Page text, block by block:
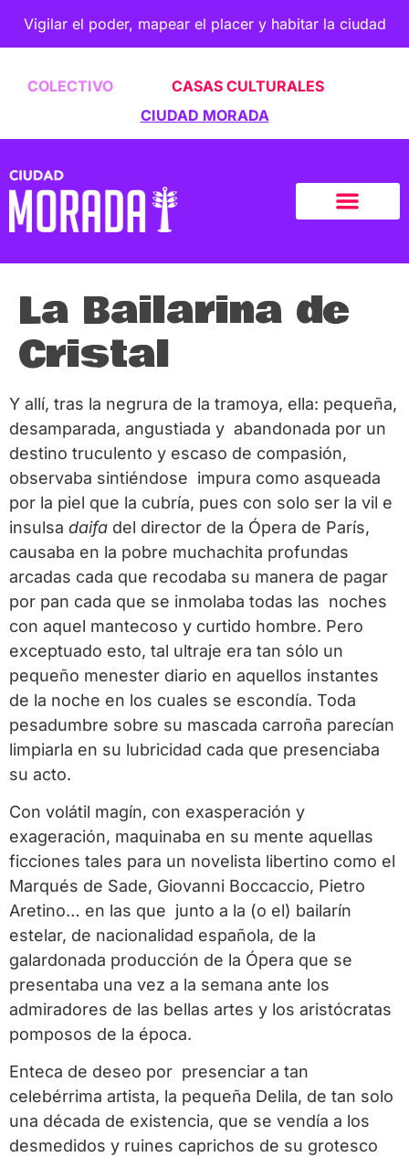
Vigilar el poder, mapear el placer y habitar la ciudad
COLECTIVO
CASAS CULTURALES
CIUDAD MORADA
La Bailarina de
Cristal
Y allí, tras la negrura de la tramoya, ella: pequeña,
desamparada, angustiada y abandonada por un
destino truculento y escaso de compasión,
observaba sintiéndose impura como asqueada
por la piel que la cubría, pues con solo ser la vil e
insulsa daifa del director de la Ópera de París,
causaba en la pobre muchachita profundas
arcadas cada que recodaba su manera de pagar
por pan cada que se inmolaba todas las noches
con aquel mantecoso y curtido hombre. Pero
exceptuado esto, tal ultraje era tan sólo un
pequeño menester diario en aquellos instantes
de la noche en los cuales se escondía. Toda
pesadumbre sobre su mascada carroña parecían
limpiarla en su lubricidad cada que presenciaba
su acto.
Con volátil magín, con exasperación y
exageración, maquinaba en su mente aquellas
ficciones tales para un novelista libertino como el
Marqués de Sade, Giovanni Boccaccio, Pietro
Aretino… en las que junto a la (o el) bailarín
estelar, de nacionalidad española, de la
galardonada producción de la Ópera que se
presentaba una vez a la semana ante los
admiradores de las bellas artes y los aristócratas
pomposos de la época.
Enteca de deseo por presenciar a tan
celebérrima artista, la pequeña Delila, de tan solo
una década de existencia, que se vendía a los
desmedidos y ruines caprichos de su grotesco